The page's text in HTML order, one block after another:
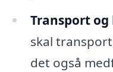
Transport og
skal
det også